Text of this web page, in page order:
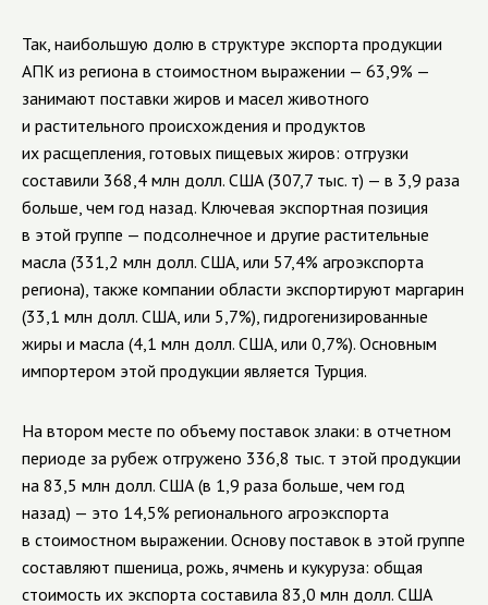
Так, наибольшую долю в структуре экспорта продукции
АПК из региона в стоимостном выражении — 63,9% —
занимают поставки жиров и масел животного
и растительного происхождения и продуктов
их расщепления, готовых пищевых жиров: отгрузки
составили 368,4 млн долл. США (307,7 тыс. т) — в 3,9 раза
больше, чем год назад. Ключевая экспортная позиция
в этой группе — подсолнечное и другие растительные
масла (331,2 млн долл. США, или 57,4% агроэкспорта
региона), также компании области экспортируют маргарин
(33,1 млн долл. США, или 5,7%), гидрогенизированные
жиры и масла (4,1 млн долл. США, или 0,7%). Основным
импортером этой продукции является Турция.
На втором месте по объему поставок злаки: в отчетном
периоде за рубеж отгружено 336,8 тыс. т этой продукции
на 83,5 млн долл. США (в 1,9 раза больше, чем год
назад) — это 14,5% регионального агроэкспорта
в стоимостном выражении. Основу поставок в этой группе
составляют пшеница, рожь, ячмень и кукуруза: общая
стоимость их экспорта составила 83,0 млн долл. США